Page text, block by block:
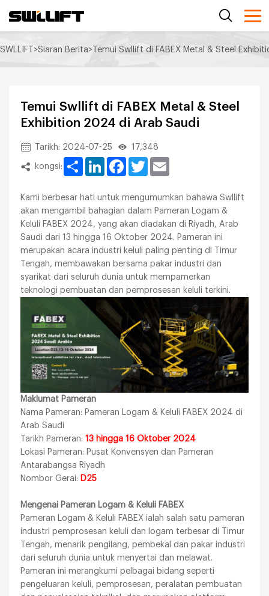
SWLLIFT>Siaran Berita>Temui Swllift di FABEX Metal & Steel
Temui Swllift di FABEX Metal & Steel
Exhibition 2024 di Arab Saudi
Tarikh: 2024-07-25 17,348
kongsi:
Share LinkedInFacebook
Twitter
Kami berbesar hati untuk mengumumkan bahawa Swllift
akan mengambil bahagian dalam Pameran Logam &
Keluli FABEX 2024, yang akan diadakan di Riyadh, Arab
Saudi dari 13 hingga 16 Oktober 2024. Pameran ini
merupakan acara industri keluli paling penting di Timur
Tengah, membawakan bersama pakar industri dan
syarikat dari seluruh dunia untuk mempamerkan
teknologi pembuatan dan pemprosesan keluli terkini.
Maklumat Pameran
Nama Pameran: Pameran Logam & Keluli FABEX 2024 di
Arab Saudi
Tarikh Pameran:13 hingga 16 Oktober 2024
Lokasi Pameran: Pusat Konvensyen dan Pameran
Antarabangsa Riyadh
Nombor Gerai: D25
Mengenai Pameran Logam & Keluli FABEX
Pameran Logam & Keluli FABEX ialah salah satu pameran
industri pemprosesan keluli dan logam terbesar di Timur
Tengah, menarik pengilang, pembekal dan pakar industri
dari seluruh dunia untuk menyertai dan melawat.
Pameran ini merangkumi pelbagai bidang seperti
pengeluaran keluli, pemprosesan, peralatan pembuatan